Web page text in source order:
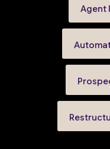
Agent